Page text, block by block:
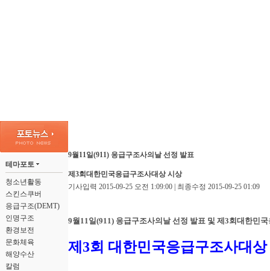
테마포토
청소년활동
스킨스쿠버
응급구조(DEMT)
인명구조
환경보전
문화체육
해양수산
칼럼
9월11일(911) 응급구조사의날 선정 발표
제3회대한민국응급구조사대상 시상
기사입력 2015-09-25 오전 1:09:00 | 최종수정 2015-09-25 01:09
9월11일(911) 응급구조사의날 선정 발표 및 제3회대한민
제3회 대한민국응급구조사대